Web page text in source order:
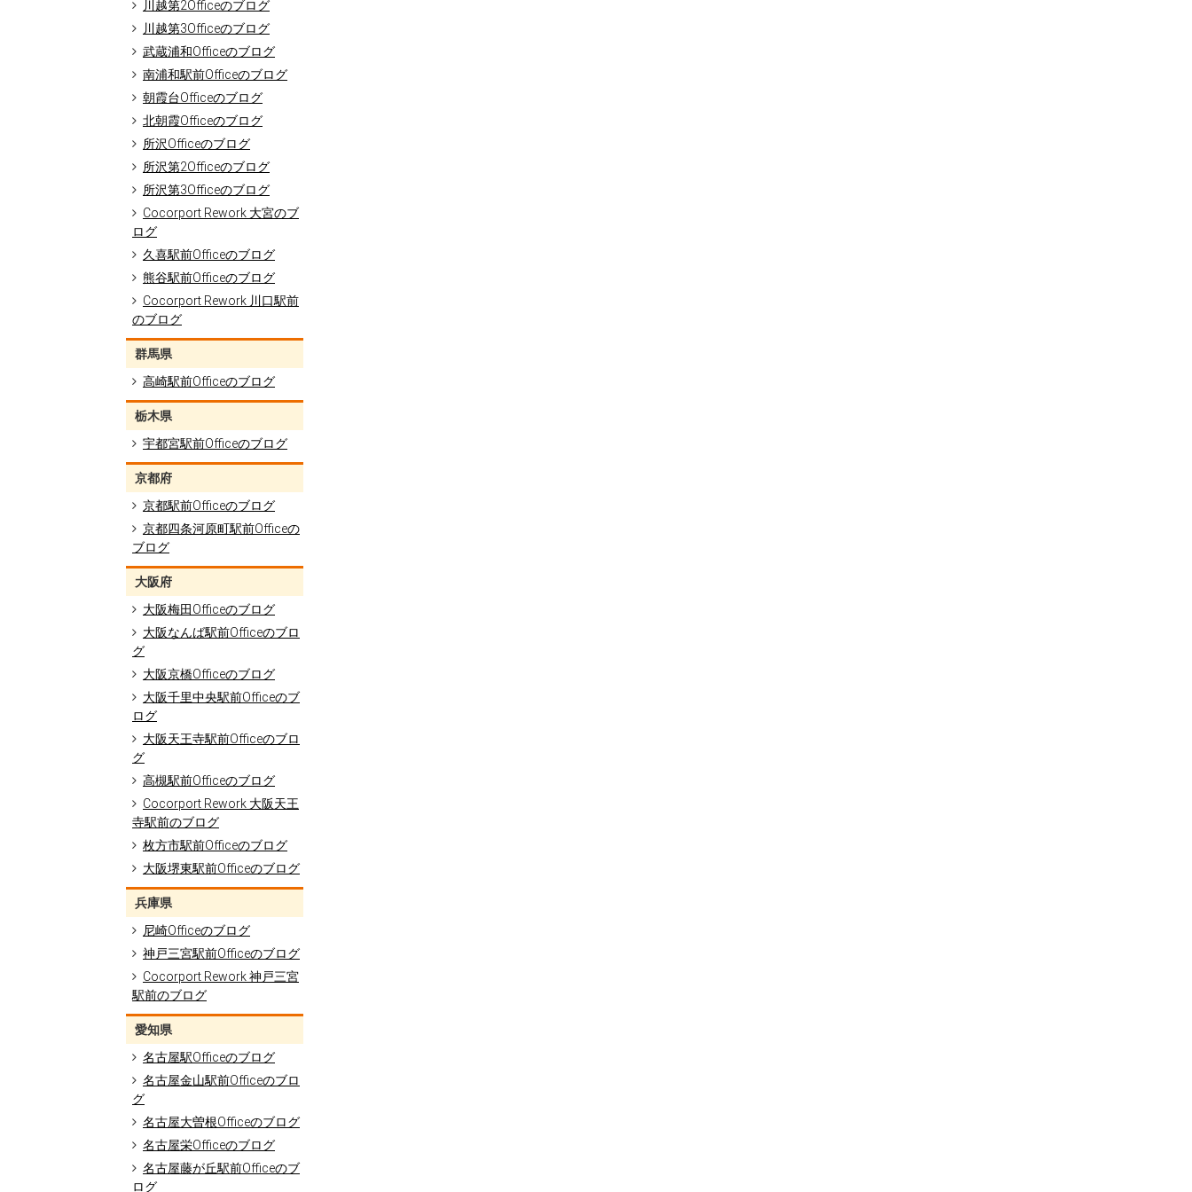
川越第2Officeのブログ
川越第3Officeのブログ
武蔵浦和Officeのブログ
南浦和駅前Officeのブログ
朝霞台Officeのブログ
北朝霞Officeのブログ
所沢Officeのブログ
所沢第2Officeのブログ
所沢第3Officeのブログ
Cocorport Rework 大宮のブ
ログ
久喜駅前Officeのブログ
熊谷駅前Officeのブログ
Cocorport Rework 川口駅前
のブログ
群馬県
高崎駅前Officeのブログ
栃木県
宇都宮駅前Officeのブログ
京都府
京都駅前Officeのブログ
京都四条河原町駅前Officeの
ブログ
大阪府
大阪梅田Officeのブログ
大阪なんば駅前Officeのブロ
グ
大阪京橋Officeのブログ
大阪千里中央駅前Officeのブ
ログ
大阪天王寺駅前Officeのブロ
グ
高槻駅前Officeのブログ
Cocorport Rework 大阪天王
寺駅前のブログ
枚方市駅前Officeのブログ
大阪堺東駅前Officeのブログ
兵庫県
尼崎Officeのブログ
神戸三宮駅前Officeのブログ
Cocorport Rework 神戸三宮
駅前のブログ
愛知県
名古屋駅Officeのブログ
名古屋金山駅前Officeのブロ
グ
名古屋大曽根Officeのブログ
名古屋栄Officeのブログ
名古屋藤が丘駅前Officeのブ
ログ